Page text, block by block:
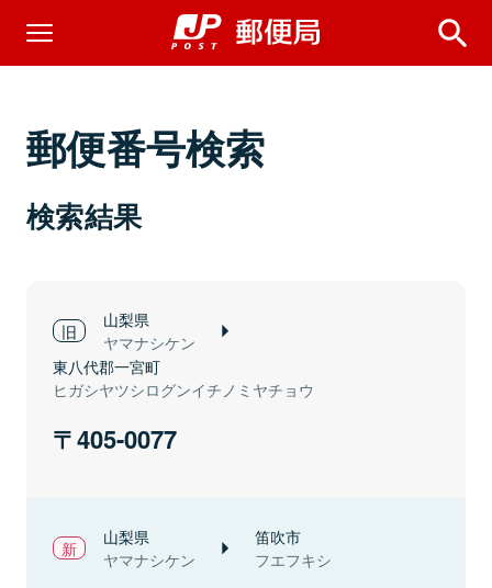
郵便番号検索
検索結果
山梨県
ヤマナシケン
東八代郡一宮町
ヒガシヤツシログンイチノミヤチョウ
405-0077
山梨県
ヤマナシケン
笛吹市
フエフキシ